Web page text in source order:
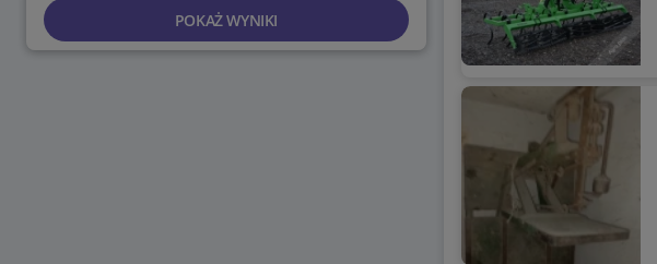
POKAŻ WYNIKI